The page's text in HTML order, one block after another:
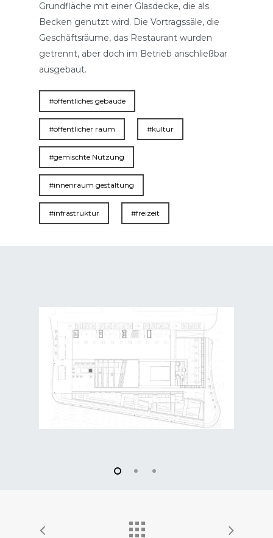
Grundfläche mit einer Glasdecke, die als
Becken genutzt wird. Die Vortragssäle, die
Geschäftsräume, das Restaurant wurden
getrennt, aber doch im Betrieb anschließbar
ausgebaut.
#öffentliches gebäude
#öffentlicher raum #kultur
#gemischte Nutzung
#innenraum gestaltung
#infrastruktur #freizeit